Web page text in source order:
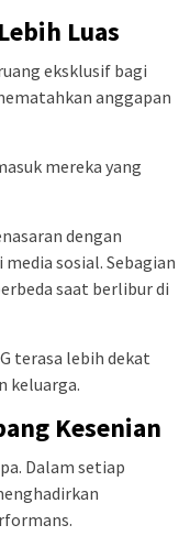
Luas
eksklusif bagi
anggapan
mereka yang
dengan
sosial. Sebagian
saat berlibur di
terasa lebih dekat
keluarga.
Kesenian
Dalam setiap